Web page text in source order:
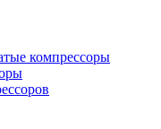
компрессоры